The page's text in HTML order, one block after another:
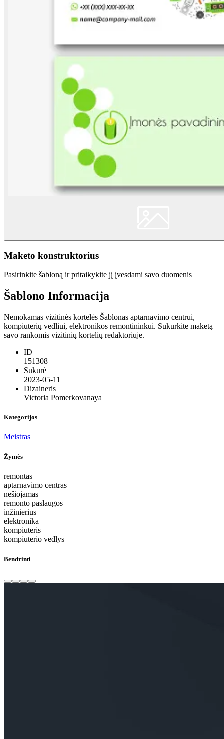
Maketo konstruktorius
Pasirinkite šabloną ir pritaikykite jį įvesdami savo duomenis
Šablono Informacija
Nemokamas vizitinės kortelės Šablonas aptarnavimo centrui,
kompiuterių vedliui, elektronikos remontininkui. Sukurkite maketą
savo rankomis vizitinių kortelių redaktoriuje.
ID
151308
Sukūrė
2023-05-11
Dizaineris
Victoria Pomerkovanaya
Kategorijos
Meistras
Žymės
remontas
aptarnavimo centras
nešiojamas
remonto paslaugos
inžinierius
elektronika
kompiuteris
kompiuterio vedlys
Bendrinti